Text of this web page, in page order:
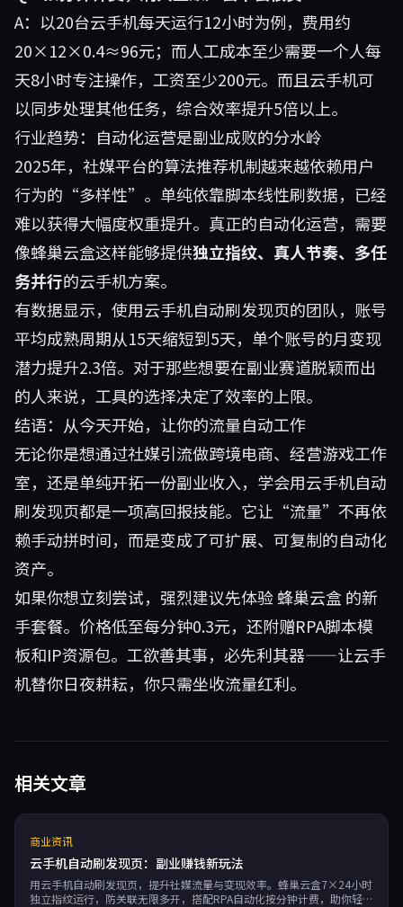
A：以20台云手机每天运行12小时为例，费用约
20×12×0.4≈96元；而人工成本至少需要一个人每
天8小时专注操作，工资至少200元。而且云手机可
以同步处理其他任务，综合效率提升5倍以上。
行业趋势：自动化运营是副业成败的分水岭
2025年，社媒平台的算法推荐机制越来越依赖用户
行为的“多样性”。单纯依靠脚本线性刷数据，已经
难以获得大幅度权重提升。真正的自动化运营，需要
像蜂巢云盒这样能够提供独立指纹、真人节奏、多任
务并行的云手机方案。
有数据显示，使用云手机自动刷发现页的团队，账号
平均成熟周期从15天缩短到5天，单个账号的月变现
潜力提升2.3倍。对于那些想要在副业赛道脱颖而出
的人来说，工具的选择决定了效率的上限。
结语：从今天开始，让你的流量自动工作
无论你是想通过社媒引流做跨境电商、经营游戏工作
室，还是单纯开拓一份副业收入，学会用云手机自动
刷发现页都是一项高回报技能。它让“流量”不再依
赖手动拼时间，而是变成了可扩展、可复制的自动化
资产。
如果你想立刻尝试，强烈建议先体验蜂巢云盒的新
手套餐。价格低至每分钟0.3元，还附赠RPA脚本模
板和IP资源包。工欲善其事，必先利其器——让云手
机替你日夜耕耘，你只需坐收流量红利。
相关文章
商业资讯
云手机自动刷发现页：副业赚钱新玩法
用云手机自动刷发现页，提升社媒流量与变现效率。蜂巢云盒7×24小时
独立指纹运行，防关联无限多开，搭配RPA自动化按分钟计费，助你轻松